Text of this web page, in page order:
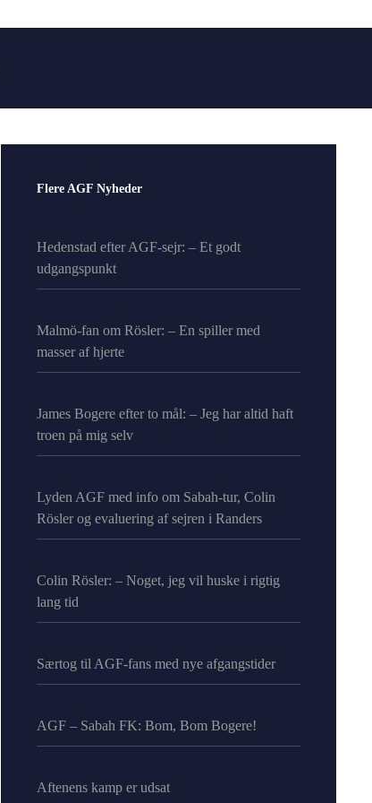
Flere AGF Nyheder
Hedenstad efter AGF-sejr: – Et godt
udgangspunkt
Malmö-fan om Rösler: – En spiller med
masser af hjerte
James Bogere efter to mål: – Jeg har altid haft
troen på mig selv
Lyden AGF med info om Sabah-tur, Colin
Rösler og evaluering af sejren i Randers
Colin Rösler: – Noget, jeg vil huske i rigtig
lang tid
Særtog til AGF-fans med nye afgangstider
AGF – Sabah FK: Bom, Bom Bogere!
Aftenens kamp er udsat